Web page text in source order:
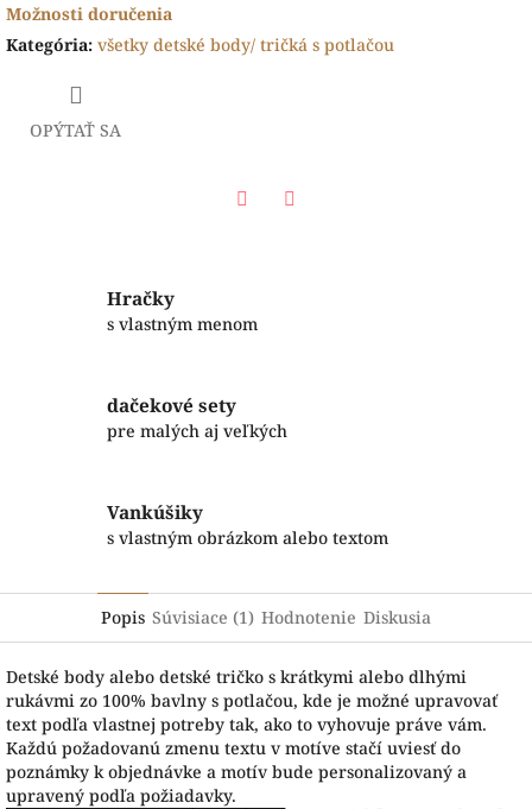
Možnosti doručenia
Kategória: všetky detské body/ tričká s potlačou
OPÝTAŤ SA
Hračky
s vlastným menom
dačekové sety
pre malých aj veľkých
Vankúšiky
s vlastným obrázkom alebo textom
Popis Súvisiace (1) Hodnotenie Diskusia
Detské body alebo detské tričko s krátkymi alebo dlhými
rukávmi zo 100% bavlny s potlačou, kde je možné upravovať
text podľa vlastnej potreby tak, ako to vyhovuje práve vám.
Každú požadovanú zmenu textu v motíve stačí uviesť do
poznámky k objednávke a motív bude personalizovaný a
upravený podľa požiadavky.